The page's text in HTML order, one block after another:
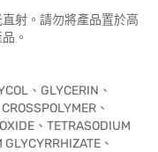
射。請勿將產品置於高
。
、GLYCERIN、
、
、TETRASODIUM
、